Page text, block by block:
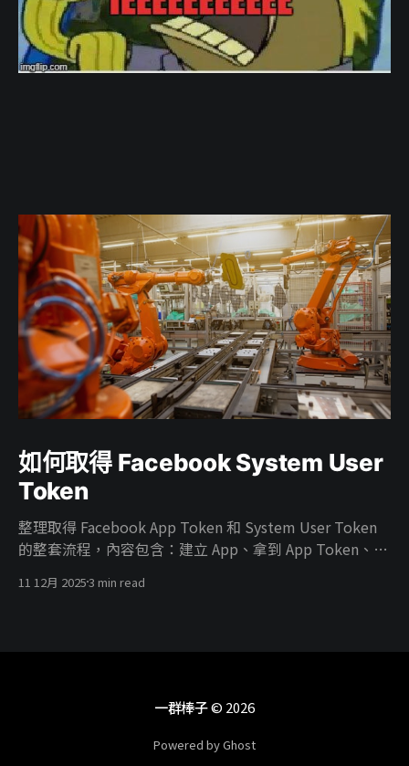
如何取得 Facebook System User
Token
整理取得 Facebook App Token 和 System User Token
的整套流程，內容包含：建立 App、拿到 App Token、在
User、把 App 掛進 Business、開 ads_read／
11 12月 20253 min read
一群棒子© 2026
Powered by Ghost